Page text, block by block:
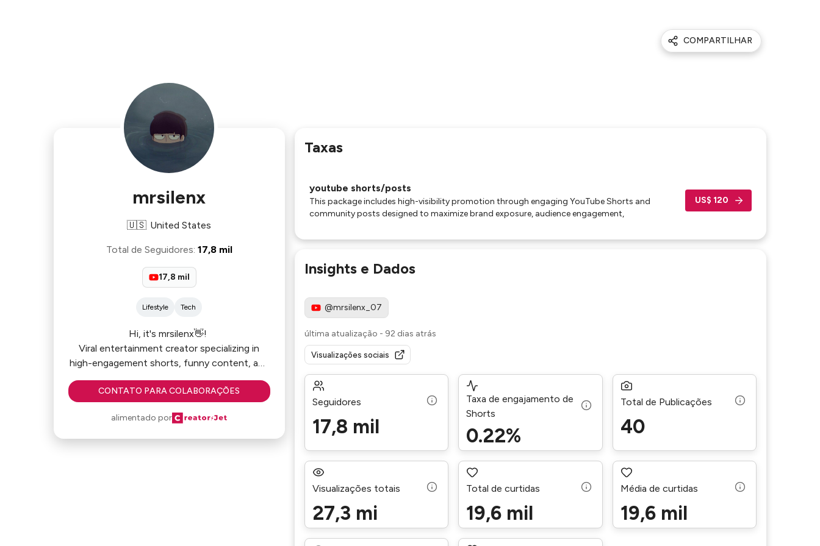
COMPARTILHAR
mrsilenx
🇺🇸 United States
Total de Seguidores: 17,8 mil
17,8 mil
Lifestyle Tech
Hi, it's mrsilenx👋!
Viral entertainment creator specializing in
high-engagement shorts, funny content, and
ranking videos for a large USA-based
audience. Focused on delivering massive
brand visibility through trend-driven digital
content.
CONTATO PARA COLABORAÇÕES
alimentado por
Taxas
youtube shorts/posts
This package includes high-visibility promotion through engaging YouTube Shorts and
community posts designed to maximize brand exposure, audience engagement,
US$ 120
Insights e Dados
@mrsilenx_07
última atualização - 92 dias atrás
Visualizações sociais
Seguidores
17,8 mil
Taxa de engajamento de
Shorts
0.22%
Total de Publicações
40
Visualizações totais
27,3 mi
Total de curtidas
19,6 mil
Média de curtidas
19,6 mil